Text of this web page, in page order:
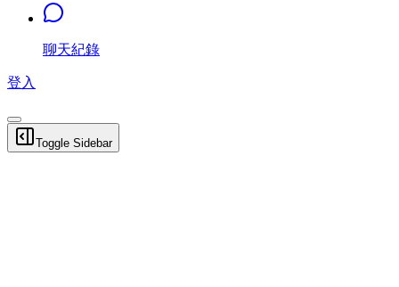
聊天紀錄
登入
Toggle Sidebar